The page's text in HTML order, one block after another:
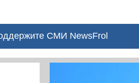
СМИ NewsFrol